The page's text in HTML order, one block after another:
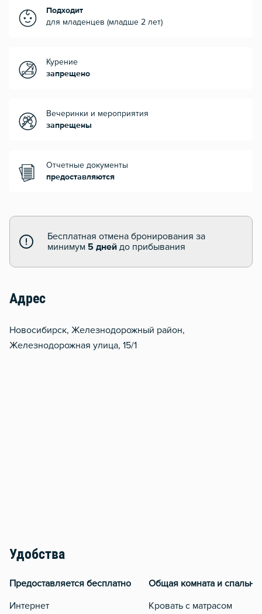
Подходит
для младенцев (младше 2 лет)
Курение
запрещено
Вечеринки и мероприятия
запрещены
Отчетные документы
предоставляются
Бесплатная отмена бронирования за
минимум 5 дней до прибывания
Адрес
Новосибирск, Железнодорожный район,
Железнодорожная улица, 15/1
Удобства
Предоставляется бесплатно
Интернет
Общая комната и спальня
Кровать с матрасом